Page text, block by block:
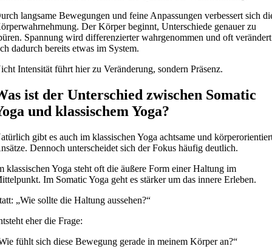
langsame Bewegungen und feine Anpassungen verbessert sich
Der Körper beginnt, Unterschiede genauer zu
Spannung wird differenzierter wahrgenommen und oft verändert
dadurch bereits etwas im System.
Intensität führt hier zu Veränderung, sondern Präsenz.
ist der Unterschied zwischen Somatic
und klassischem Yoga?
gibt es auch im klassischen Yoga achtsame und
Dennoch unterscheidet sich der Fokus häufig deutlich.
klassischen Yoga steht oft die äußere Form einer Haltung im
Im Somatic Yoga geht es stärker um das innere Erleben.
„Wie sollte die Haltung aussehen?“
eher die Frage:
fühlt sich diese Bewegung gerade in meinem Körper an?“